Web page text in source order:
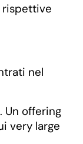
rispettive
nel
Un offering
very large